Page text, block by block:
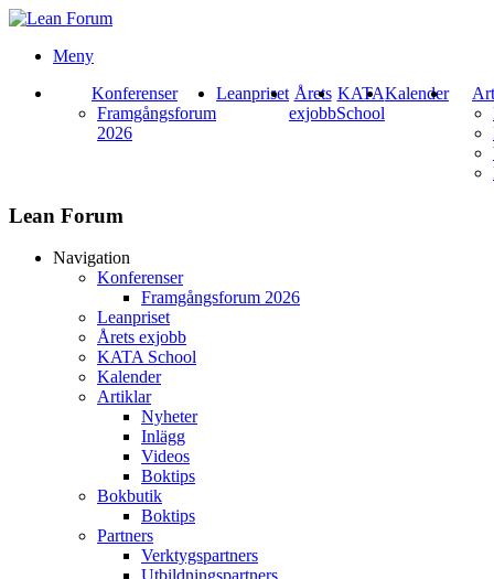
Meny
Konferenser
Framgångsforum
2026
Leanpriset Årets
exjobb
KATA
School
Kalender
Lean Forum
Navigation
Konferenser
Framgångsforum 2026
Leanpriset
Årets exjobb
KATA School
Kalender
Artiklar
Nyheter
Inlägg
Videos
Boktips
Bokbutik
Boktips
Partners
Verktygspartners